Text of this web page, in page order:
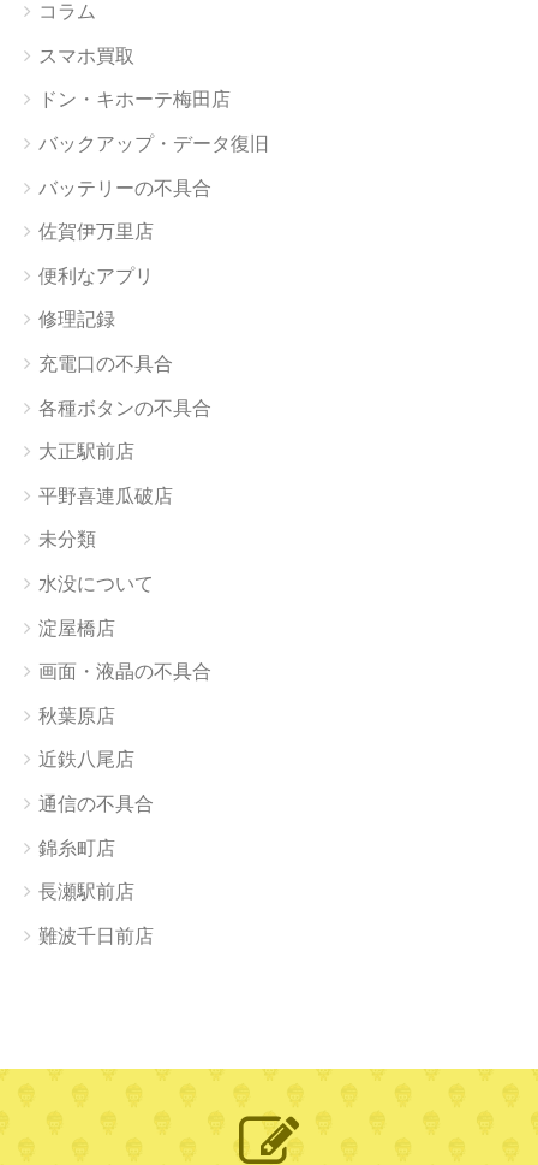
コラム
スマホ買取
ドン・キホーテ梅田店
バックアップ・データ復旧
バッテリーの不具合
佐賀伊万里店
便利なアプリ
修理記録
充電口の不具合
各種ボタンの不具合
大正駅前店
平野喜連瓜破店
未分類
水没について
淀屋橋店
画面・液晶の不具合
秋葉原店
近鉄八尾店
通信の不具合
錦糸町店
長瀬駅前店
難波千日前店